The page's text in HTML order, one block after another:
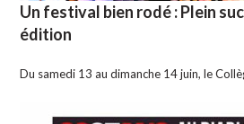
Un festival bien rodé : Plein
édition
Du samedi 13 au dimanche 14 juin, le